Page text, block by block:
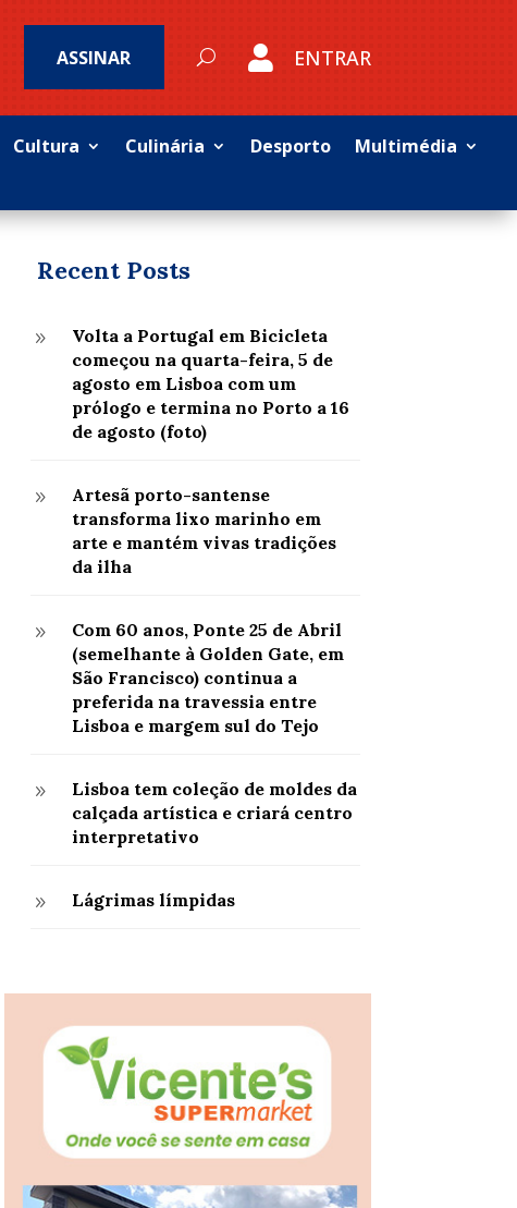
ASSINAR  ENTRAR
Cultura Culinária Desporto
Multimédia
Recent Posts
9
Volta a Portugal em Bicicleta
começou na quarta-feira, 5 de
agosto em Lisboa com um
prólogo e termina no Porto a 16
de agosto (foto)
9
Artesã porto-santense
transforma lixo marinho em
arte e mantém vivas tradições
da ilha
9
Com 60 anos, Ponte 25 de Abril
(semelhante à Golden Gate, em
São Francisco) continua a
preferida na travessia entre
Lisboa e margem sul do Tejo
9
Lisboa tem coleção de moldes da
calçada artística e criará centro
interpretativo
9 Lágrimas límpidas